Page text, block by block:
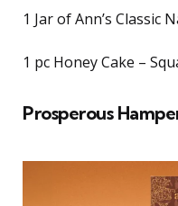
1 Jar of Ann’s Classic
1 pc Honey Cake –
Prosperous